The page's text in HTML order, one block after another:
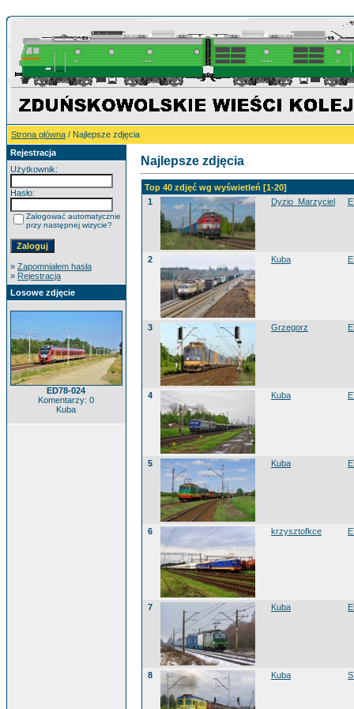
Strona główna / Najlepsze zdjęcia
Rejestracja
Użytkownik:
Hasło:
Zalogować automatycznie
przy następnej wizycie?
» Zapomniałem hasła
» Rejestracja
Losowe zdjęcie
ED78-024
Komentarzy: 0
Kuba
Najlepsze zdjęcia
Top 40 zdjęć wg wyświetleń [1-20]
1
Dyzio_Marzyciel
2 Kuba
3 Grzegorz
4 Kuba
5 Kuba
6 krzysztofkce
7 Kuba
8 Kuba